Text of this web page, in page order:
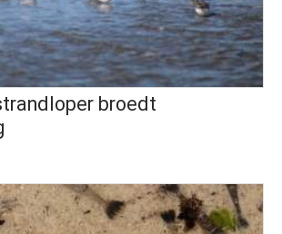
broedt